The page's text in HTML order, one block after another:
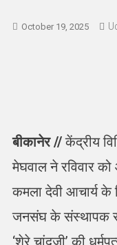
October 19, 2025
बीकानेर //केंद्रीय
मेघवाल ने रविवार
कमला देवी आचार्य के
जनसंघ के संस्थापक
‘शेरे चांदजी’ की